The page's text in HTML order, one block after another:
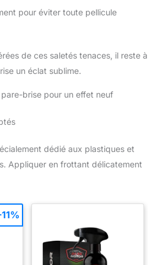
pour éviter toute pellicule
de ces saletés tenaces, il reste à
un éclat sublime.
brise pour un effet neuf
dédié aux plastiques et
Appliquer en frottant délicatement